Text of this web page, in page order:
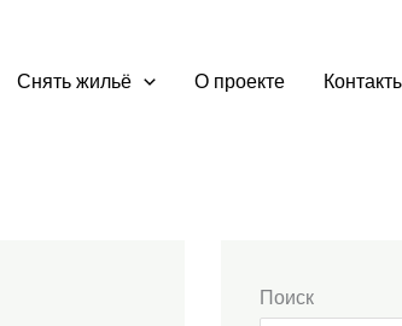
Снять жильё О проекте
Поиск